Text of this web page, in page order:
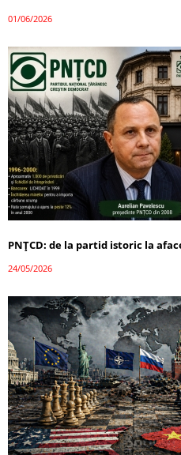
01/06/2026
PNȚCD: de la partid istoric la
24/05/2026